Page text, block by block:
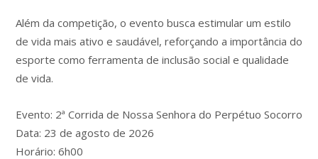
Além da competição, o evento busca estimular um estilo
de vida mais ativo e saudável, reforçando a importância do
esporte como ferramenta de inclusão social e qualidade
de vida.
Evento: 2ª Corrida de Nossa Senhora do Perpétuo Socorro
Data: 23 de agosto de 2026
Horário: 6h00